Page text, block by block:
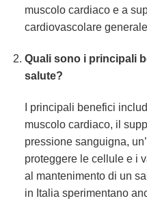
muscolo cardiaco e a
cardiovascolare
Quali sono i principali
salute?
I principali benefici
muscolo cardiaco, il
pressione sanguigna,
proteggere le cellule e i
al mantenimento di un
in Italia sperimentano